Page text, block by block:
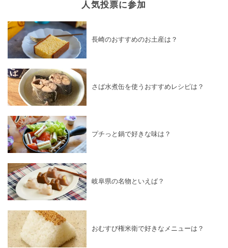
人気投票に参加
長崎のおすすめのお土産は？
さば水煮缶を使うおすすめレシピは？
プチっと鍋で好きな味は？
岐阜県の名物といえば？
おむすび権米衛で好きなメニューは？